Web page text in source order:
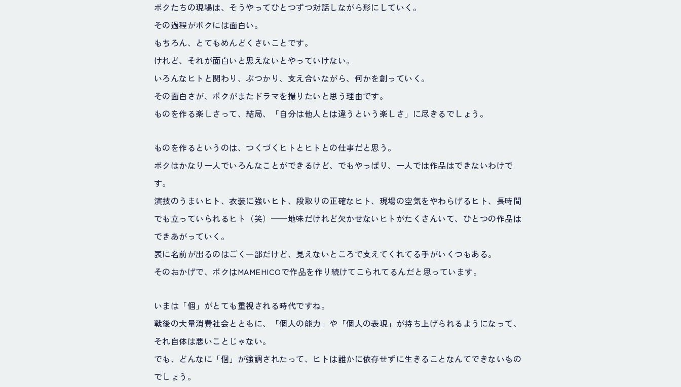
ボクたちの現場は、そうやってひとつずつ対話しながら形にしていく。
その過程がボクには面白い。
もちろん、とてもめんどくさいことです。
けれど、それが面白いと思えないとやっていけない。
いろんなヒトと関わり、ぶつかり、支え合いながら、何かを創っていく。
その面白さが、ボクがまたドラマを撮りたいと思う理由です。
ものを作る楽しさって、結局、「自分は他人とは違うという楽しさ」に尽きるでしょう。
ものを作るというのは、つくづくヒトとヒトとの仕事だと思う。
ボクはかなり一人でいろんなことができるけど、でもやっぱり、一人では作品はできないわけで
す。
演技のうまいヒト、衣装に強いヒト、段取りの正確なヒト、現場の空気をやわらげるヒト、長時間
でも立っていられるヒト（笑）──地味だけれど欠かせないヒトがたくさんいて、ひとつの作品は
できあがっていく。
表に名前が出るのはごく一部だけど、見えないところで支えてくれてる手がいくつもある。
そのおかげで、ボクはMAMEHICOで作品を作り続けてこられてるんだと思っています。
いまは「個」がとても重視される時代ですね。
戦後の大量消費社会とともに、「個人の能力」や「個人の表現」が持ち上げられるようになって、
それ自体は悪いことじゃない。
でも、どんなに「個」が強調されたって、ヒトは誰かに依存せずに生きることなんてできないもの
でしょう。